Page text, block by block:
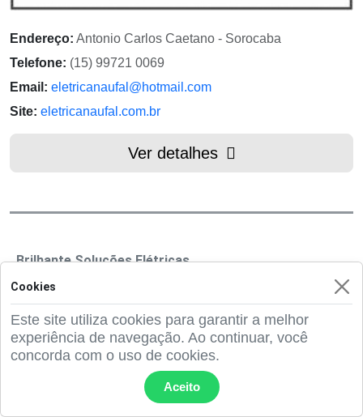
Endereço: Antonio Carlos Caetano - Sorocaba
Telefone: (15) 99721 0069
Email: eletricanaufal@hotmail.com
Site: eletricanaufal.com.br
Ver detalhes
Brilhante Soluções Elétricas
Cookies
Este site utiliza cookies para garantir a melhor
experiência de navegação. Ao continuar, você
concorda com o uso de cookies.
Aceito